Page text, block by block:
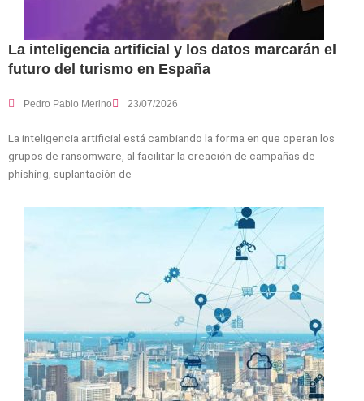
La inteligencia artificial y los datos marcarán el
futuro del turismo en España
Pedro Pablo Merino 23/07/2026
La inteligencia artificial está cambiando la forma en que operan los
grupos de ransomware, al facilitar la creación de campañas de
phishing, suplantación de